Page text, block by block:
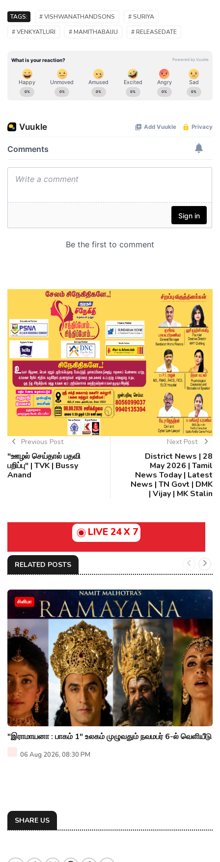
TAGS: # VISHWANATHANDSONS
# SURIYA
# VENKYATLURI
# MAMITHABAIJU # RELEASEDATE
Previous Post
"ஊழல் செய்தால் பதவி
பறிப்பு" | TVK | Bussy
Anand
Next Post
District News | 28
May 2026 | Tamil
News Today | Latest
News | TN Govt | DMK
| Vijay | MK Stalin
LIVE 24 X 7
RELATED POSTS
சினிமா
"இராமாயனா : பாகம் 1" உலகம் முழுவதும் நவமபர் 6-ல் வெளியீடு
06 Aug 2026, 08:30 PM
SHARE US